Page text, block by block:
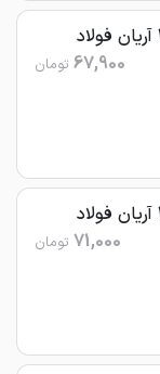
67,900 تومان
71,000 تومان